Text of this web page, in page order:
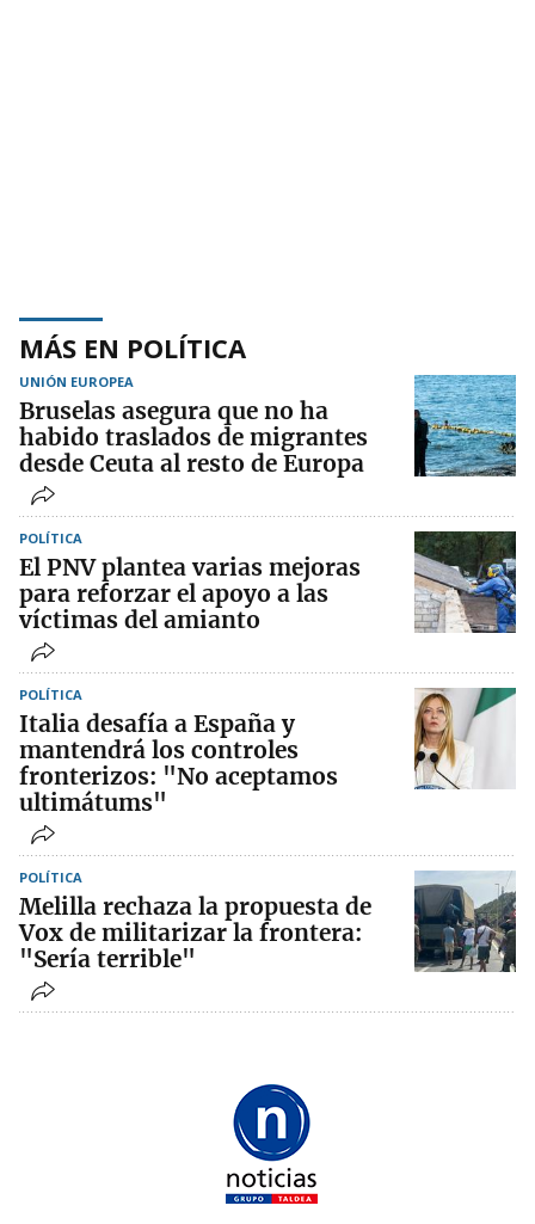
MÁS EN POLÍTICA
UNIÓN EUROPEA
Bruselas asegura que no ha
habido traslados de migrantes
desde Ceuta al resto de Europa
POLÍTICA
El PNV plantea varias mejoras
para reforzar el apoyo a las
víctimas del amianto
POLÍTICA
Italia desafía a España y
mantendrá los controles
fronterizos: "No aceptamos
ultimátums"
POLÍTICA
Melilla rechaza la propuesta de
Vox de militarizar la frontera:
"Sería terrible"